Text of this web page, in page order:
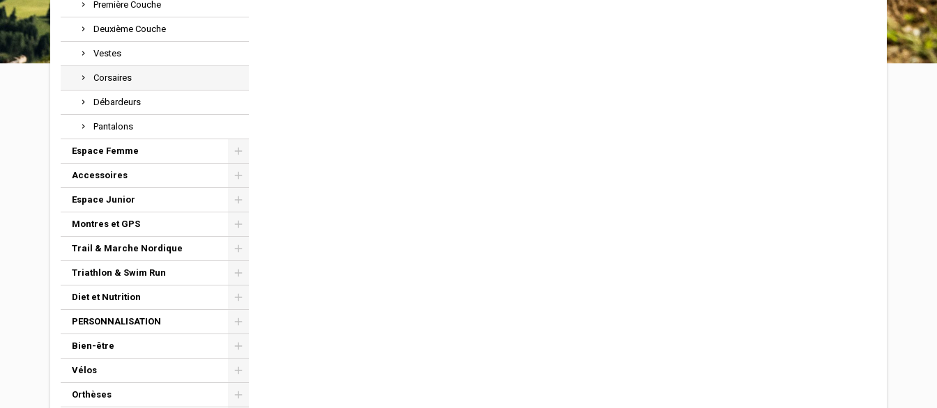
Première Couche
Deuxième Couche
Vestes
Corsaires
Débardeurs
Pantalons
Espace Femme
Accessoires
Espace Junior
Montres et GPS
Trail & Marche Nordique
Triathlon & Swim Run
Diet et Nutrition
PERSONNALISATION
Bien-être
Vélos
Orthèses